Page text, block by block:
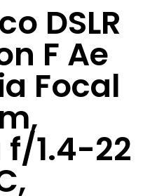
DSLR
F Ae
Focal
1.4-22